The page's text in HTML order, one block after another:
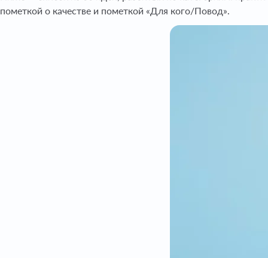
пометкой о качестве и пометкой «Для кого/Повод».